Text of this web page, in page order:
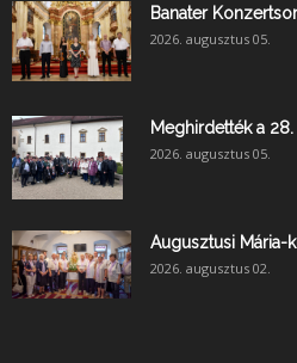
Banater
2026. augusztus 05.
Meghirdették a
2026. augusztus 05.
Augusztusi Mária-
2026. augusztus 02.